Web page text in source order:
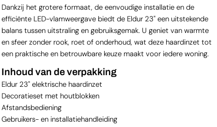
Dankzij het grotere formaat, de eenvoudige installatie en de
efficiënte LED-vlamweergave biedt de Eldur 23" een uitstekende
balans tussen uitstraling en gebruiksgemak. U geniet van warmte
en sfeer zonder rook, roet of onderhoud, wat deze haardinzet tot
een praktische en betrouwbare keuze maakt voor iedere woning.
Inhoud van de verpakking
Eldur 23" elektrische haardinzet
Decoratieset met houtblokken
Afstandsbediening
Gebruikers- en installatiehandleiding